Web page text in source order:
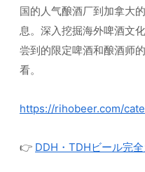
国的人气酿酒厂到加拿大
息。深入挖掘海外啤酒文
尝到的限定啤酒和酿酒师
看。
https://rihobeer.com/
👉 DDH・TDHビール完